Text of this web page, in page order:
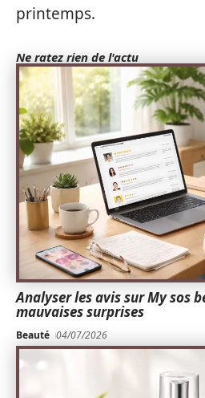
printemps.
Ne ratez rien de l'actu
Analyser les avis sur My sos
mauvaises surprises
Beauté 04/07/2026